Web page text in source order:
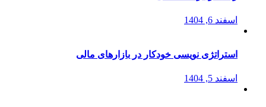
اسفند 6, 1404
استراتژی‌ نویسی خودکار در بازارهای مالی
اسفند 5, 1404